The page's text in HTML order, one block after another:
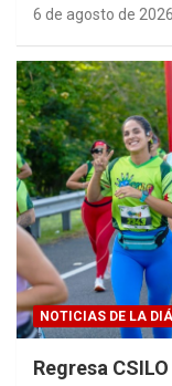
6 de agosto de 2026
NOTICIAS DE LA
Regresa